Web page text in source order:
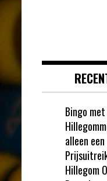
Bingo
alleen
Hillegom